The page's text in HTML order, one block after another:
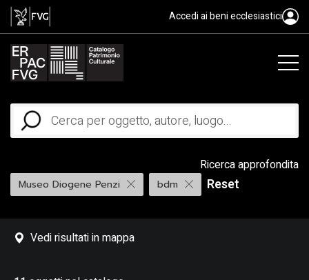
Accedi ai beni ecclesiastici
Ricerca approfondita
Museo Diogene Penzi bdm Reset
Vedi risultati in mappa